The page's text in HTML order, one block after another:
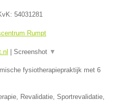
54031281
Rumpt
| Screenshot ▼
fysiotherapiepraktijk met 6
Revalidatie, Sportrevalidatie,